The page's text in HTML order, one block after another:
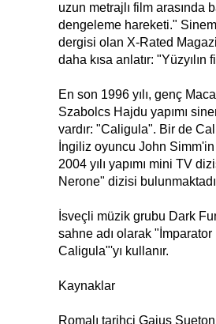
uzun metrajlı film arasında
dengeleme hareketi."
dergisi olan X-Rated
daha kısa anlatır: "Yüzyılın
En son 1996 yılı, genç
Szabolcs Hajdu yapımı
vardır: "Caligula". Bir de
İngiliz oyuncu John Simm'in
2004 yılı yapımı mini TV
Nerone" dizisi
İsveçli müzik grubu Dark
sahne adı olarak "İmparator
Caligula"'yı kullanır.
Kaynaklar
Romalı tarihçi Gaius